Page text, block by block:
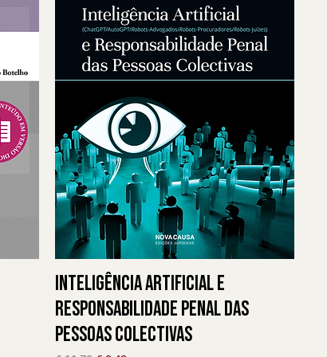
Inteligência Artificial e
Responsabilidade Penal das
Pessoas Colectivas